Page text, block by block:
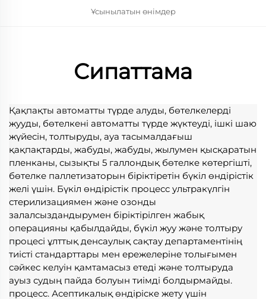
Ұсынылатын өнімдер
Сипаттама
Қақпақты автоматты түрде алуды, бөтелкелерді
жууды, бөтелкені автоматты түрде жүктеуді, ішкі шаю
жүйесін, толтыруды, ауа тасымалдағыш
қақпақтарды, жабуды, жабуды, жылумен қысқаратын
пленканы, сызықты 5 галлондық бөтелке көтергішті,
бөтелке паллетизаторын біріктіретін бүкіл өндірістік
желі үшін. Бүкіл өндірістік процесс ультракүлгін
стерилизациямен және озонды
залалсыздандырумен біріктірілген жабық
операцияны қабылдайды, бүкіл жуу және толтыру
процесі ұлттық денсаулық сақтау департаментінің
тиісті стандарттары мен ережелеріне толығымен
сәйкес келуін қамтамасыз етеді және толтыруда
ауыз судың пайда болуын тиімді болдырмайды.
процесс. Асептикалық өндіріске жету үшін